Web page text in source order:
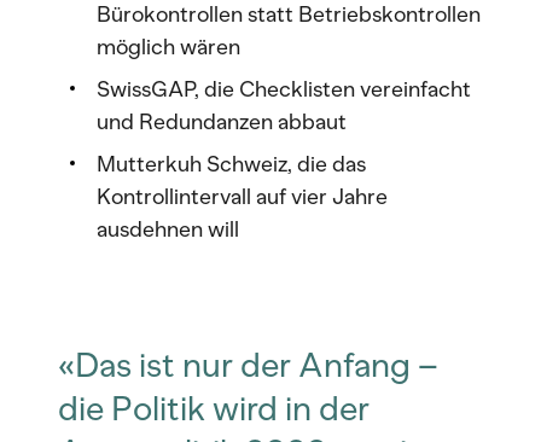
Bürokontrollen statt Betriebskontrollen
möglich wären
SwissGAP, die Checklisten vereinfacht
und Redundanzen abbaut
Mutterkuh Schweiz, die das
Kontrollintervall auf vier Jahre
ausdehnen will
«Das ist nur der Anfang –
die Politik wird in der